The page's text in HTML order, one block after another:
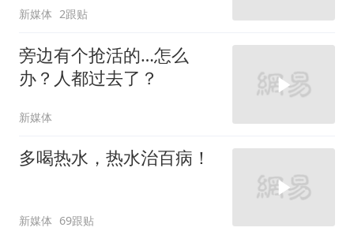
新媒体 2跟贴
旁边有个抢活的…怎么
办？人都过去了？
新媒体
多喝热水，热水治百病！
新媒体 69跟贴